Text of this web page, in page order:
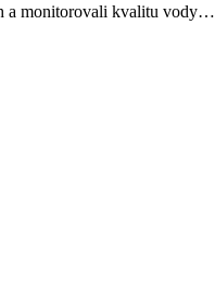
a monitorovali kvalitu vody…